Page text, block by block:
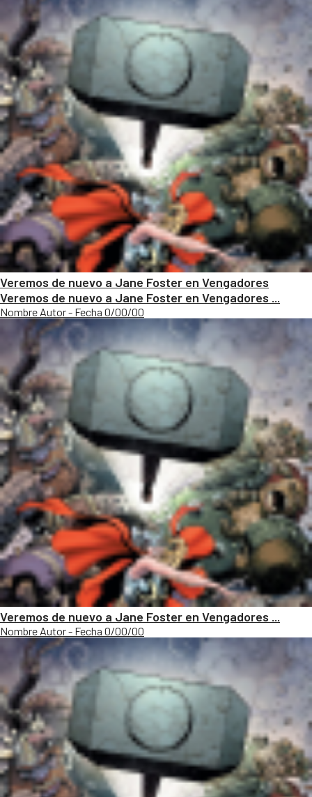
Veremos de nuevo a Jane Foster en Vengadores
Veremos de nuevo a Jane Foster en Vengadores ...
Nombre Autor - Fecha 0/00/00
Veremos de nuevo a Jane Foster en Vengadores ...
Nombre Autor - Fecha 0/00/00